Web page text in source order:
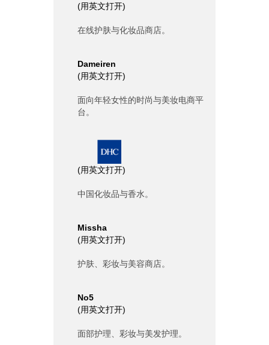
(用英文打开)
在线护肤与化妆品商店。
Dameiren
(用英文打开)
面向年轻女性的时尚与美妆电商平
台。
(用英文打开)
中国化妆品与香水。
Missha
(用英文打开)
护肤、彩妆与美容商店。
No5
(用英文打开)
面部护理、彩妆与美发护理。